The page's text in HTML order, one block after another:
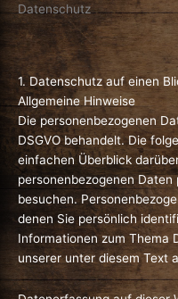
Datenschutz
1. Datenschutz auf einen
Allgemeine Hinweise
Die personenbezogenen
DSGVO behandelt. Die
einfachen Überblick
personenbezogenen
besuchen.
denen Sie persönlich
Informationen zum Thema
unserer unter diesem Text